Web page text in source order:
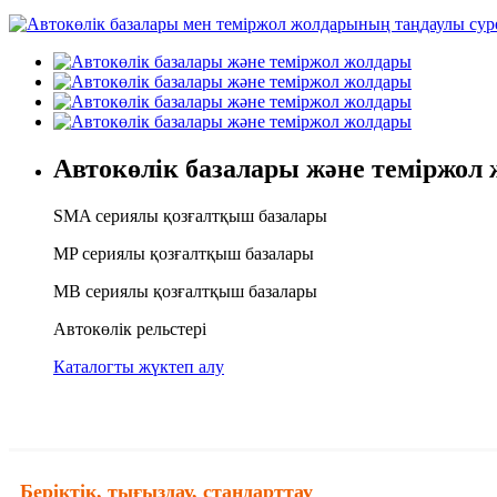
Автокөлік базалары және теміржол
SMA сериялы қозғалтқыш базалары
MP сериялы қозғалтқыш базалары
MB сериялы қозғалтқыш базалары
Автокөлік рельстері
Каталогты жүктеп алу
Беріктік, тығыздау, стандарттау